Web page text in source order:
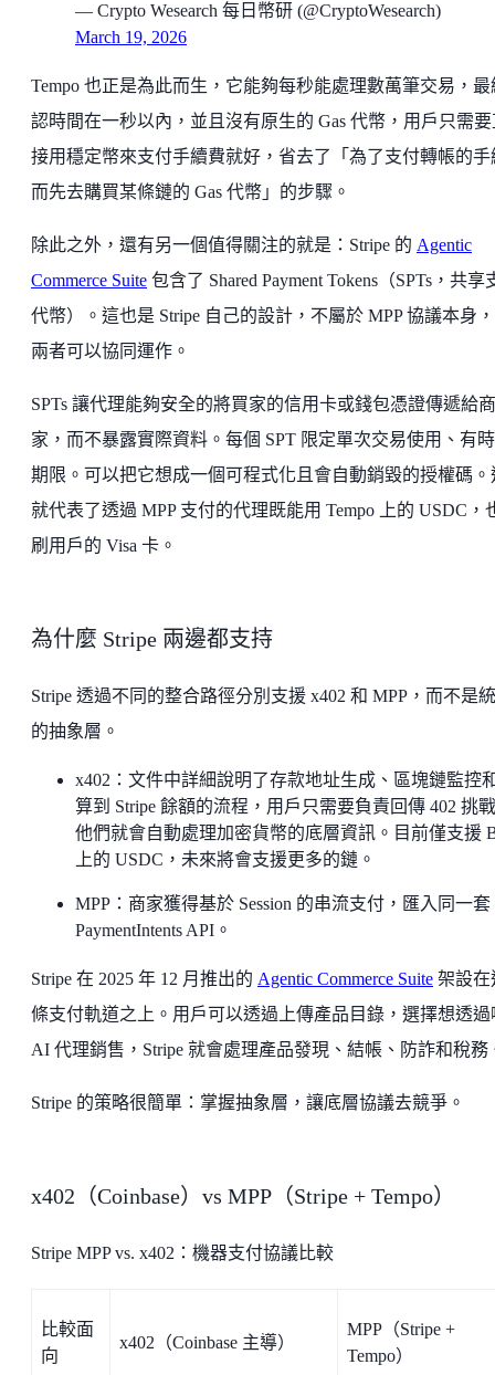
— Crypto Wesearch 每日幣研 (@CryptoWesearch)
March 19, 2026
Tempo 也正是為此而生，它能夠每秒能處理數萬筆交易，最
認時間在一秒以內，並且沒有原生的 Gas 代幣，用戶只需要
接用穩定幣來支付手續費就好，省去了「為了支付轉帳的手
而先去購買某條鏈的 Gas 代幣」的步驟。
除此之外，還有另一個值得關注的就是：Stripe 的 Agentic
Commerce Suite 包含了 Shared Payment Tokens（SPTs，共享
代幣）。這也是 Stripe 自己的設計，不屬於 MPP 協議本身
兩者可以協同運作。
SPTs 讓代理能夠安全的將買家的信用卡或錢包憑證傳遞給商
家，而不暴露實際資料。每個 SPT 限定單次交易使用、有
期限。可以把它想成一個可程式化且會自動銷毀的授權碼。
就代表了透過 MPP 支付的代理既能用 Tempo 上的 USDC，
刷用戶的 Visa 卡。
為什麼 Stripe 兩邊都支持
Stripe 透過不同的整合路徑分別支援 x402 和 MPP，而不是
的抽象層。
x402：文件中詳細說明了存款地址生成、區塊鏈監控
算到 Stripe 餘額的流程，用戶只需要負責回傳 402 挑
他們就會自動處理加密貨幣的底層資訊。目前僅支援
上的 USDC，未來將會支援更多的鏈。
MPP：商家獲得基於 Session 的串流支付，匯入同一套
PaymentIntents API。
Stripe 在 2025 年 12 月推出的 Agentic Commerce Suite 架設在
條支付軌道之上。用戶可以透過上傳產品目錄，選擇想透過
AI 代理銷售，Stripe 就會處理產品發現、結帳、防詐和稅務
Stripe 的策略很簡單：掌握抽象層，讓底層協議去競爭。
x402（Coinbase）vs MPP（Stripe + Tempo）
Stripe MPP vs. x402：機器支付協議比較
比較面
向
x402（Coinbase 主導）
MPP（Stripe +
Tempo）